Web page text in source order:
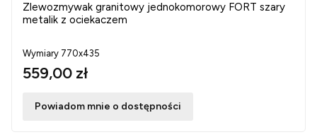
Zlewozmywak granitowy jednokomorowy FORT szary
metalik z ociekaczem
Wymiary 770x435
559,00 zł
Powiadom mnie o dostępności